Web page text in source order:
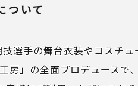
ついて
選手の舞台衣装やコスチュ
」の全面プロデュースで、